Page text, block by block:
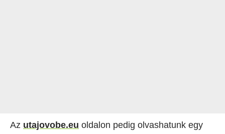
Az utajovobe.eu oldalon pedig olvashatunk egy